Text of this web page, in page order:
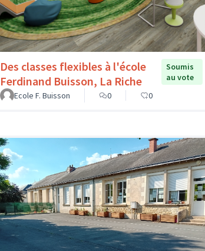
Des classes flexibles à l'école
Ferdinand Buisson, La Riche
Soumis
au vote
Ecole F. Buisson
0 0